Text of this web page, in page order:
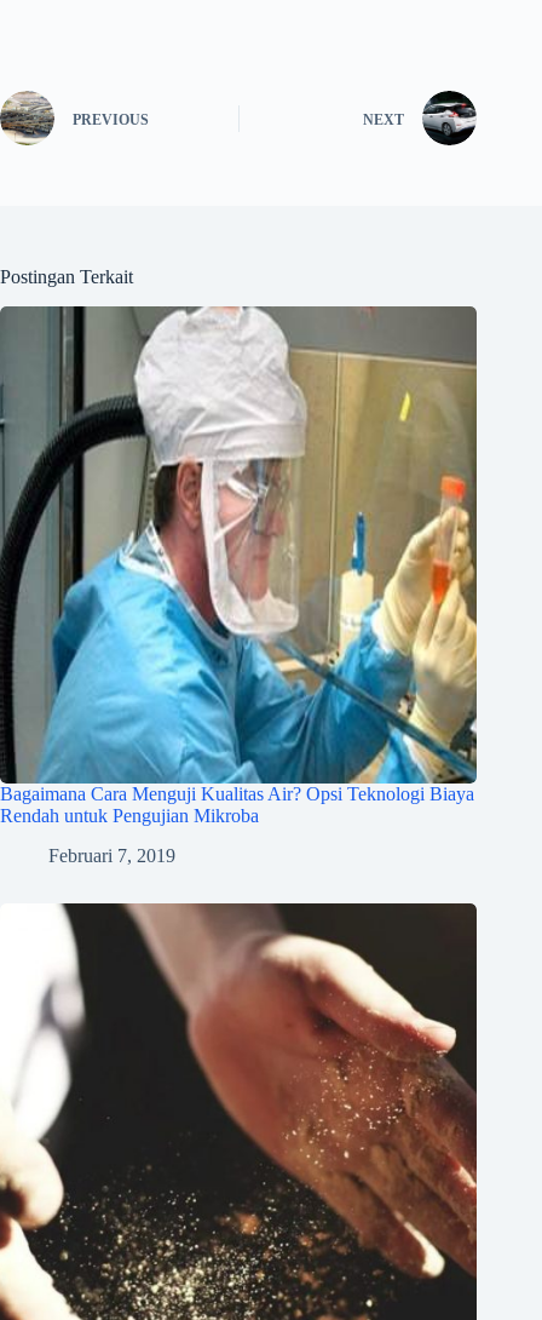
PREVIOUS NEXT
Postingan Terkait
Bagaimana Cara Menguji Kualitas Air? Opsi Teknologi Biaya
Rendah untuk Pengujian Mikroba
Februari 7, 2019